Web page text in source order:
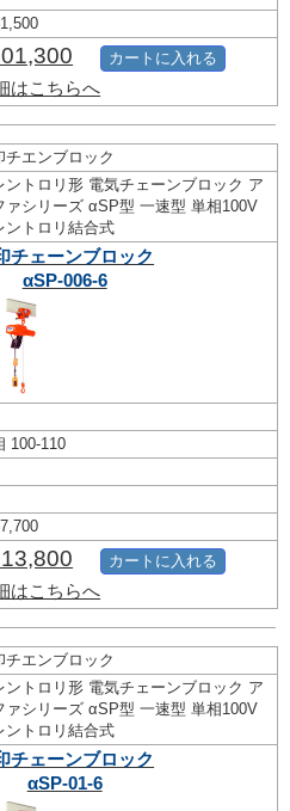
はこちらへ
カートに入れる
チエンブロック
ントロリ形 電気チェーンブロック ア
ァシリーズ αSP型 一速型 単相100V
ントロリ結合式
チェーンブロック
αSP-006-6
100-110
はこちらへ
カートに入れる
チエンブロック
ントロリ形 電気チェーンブロック ア
ァシリーズ αSP型 一速型 単相100V
ントロリ結合式
チェーンブロック
αSP-01-6